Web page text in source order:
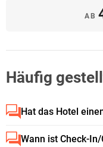
AB
Häufig
Hat das Hotel
Wann ist Check-In/